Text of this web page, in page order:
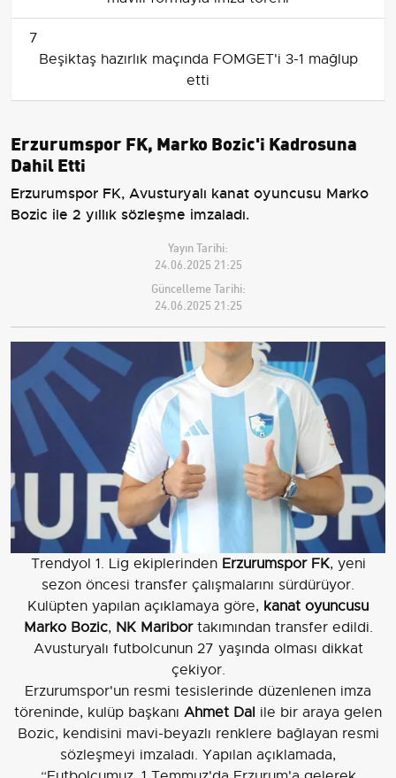
7
Beşiktaş hazırlık maçında FOMGET'i 3-1 mağlup
etti
Erzurumspor FK, Marko Bozic'i Kadrosuna
Dahil Etti
Erzurumspor FK, Avusturyalı kanat oyuncusu Marko
Bozic ile 2 yıllık sözleşme imzaladı.
Yayın Tarihi:
24.06.2025 21:25
Güncelleme Tarihi:
24.06.2025 21:25
Trendyol 1. Lig ekiplerinden Erzurumspor FK, yeni
sezon öncesi transfer çalışmalarını sürdürüyor.
Kulüpten yapılan açıklamaya göre, kanat oyuncusu
Marko Bozic, NK Maribortakımından transfer edildi.
Avusturyalı futbolcunun 27 yaşında olması dikkat
çekiyor.
Erzurumspor'un resmi tesislerinde düzenlenen imza
töreninde, kulüp başkanı Ahmet Dal ile bir araya gelen
Bozic, kendisini mavi-beyazlı renklere bağlayan resmi
sözleşmeyi imzaladı. Yapılan açıklamada,